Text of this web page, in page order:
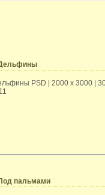
PSD | 2000 x 3000 |
пальмами